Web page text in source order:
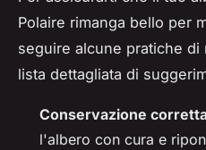
Polaire rimanga bello per
seguire alcune pratiche di
lista dettagliata di
Conservazione
l'albero con cura e